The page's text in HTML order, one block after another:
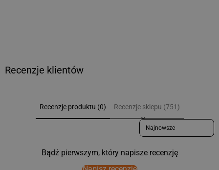
Recenzje klientów
Recenzje produktu (0) Recenzje sklepu (751)
Sort reviews by
Bądź pierwszym, który napisze recenzję